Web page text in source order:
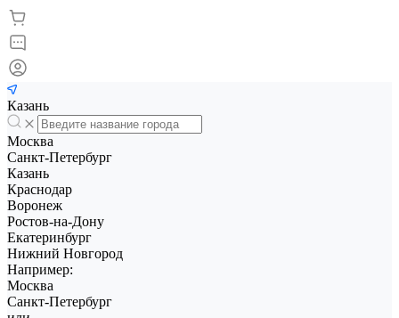
Казань
Москва
Санкт-Петербург
Казань
Краснодар
Воронеж
Ростов-на-Дону
Екатеринбург
Нижний Новгород
Например:
Москва
Санкт-Петербург